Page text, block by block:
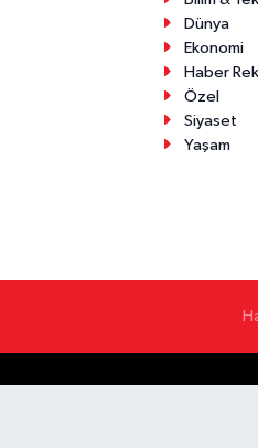
Dünya
Ekonomi
Haber
Özel
Siyaset
Yaşam